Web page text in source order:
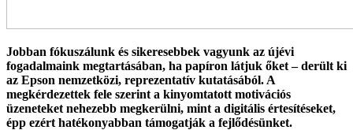
Jobban fókuszálunk és sikeresebbek vagyunk az újévi
fogadalmaink megtartásában, ha papíron látjuk őket – derült ki
az Epson nemzetközi, reprezentatív kutatásából. A
megkérdezettek fele szerint a kinyomtatott motivációs
üzeneteket nehezebb megkerülni, mint a digitális értesítéseket,
épp ezért hatékonyabban támogatják a fejlődésünket.